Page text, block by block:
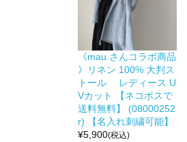
《mau.さんコラボ商品
》リネン 100% 大判ス
トール レディース U
Vカット 【ネコポスで
送料無料】 (08000252
r) 【名入れ刺繍可能】
¥5,900(税込)